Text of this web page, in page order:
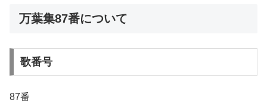
万葉集87番について
歌番号
87番